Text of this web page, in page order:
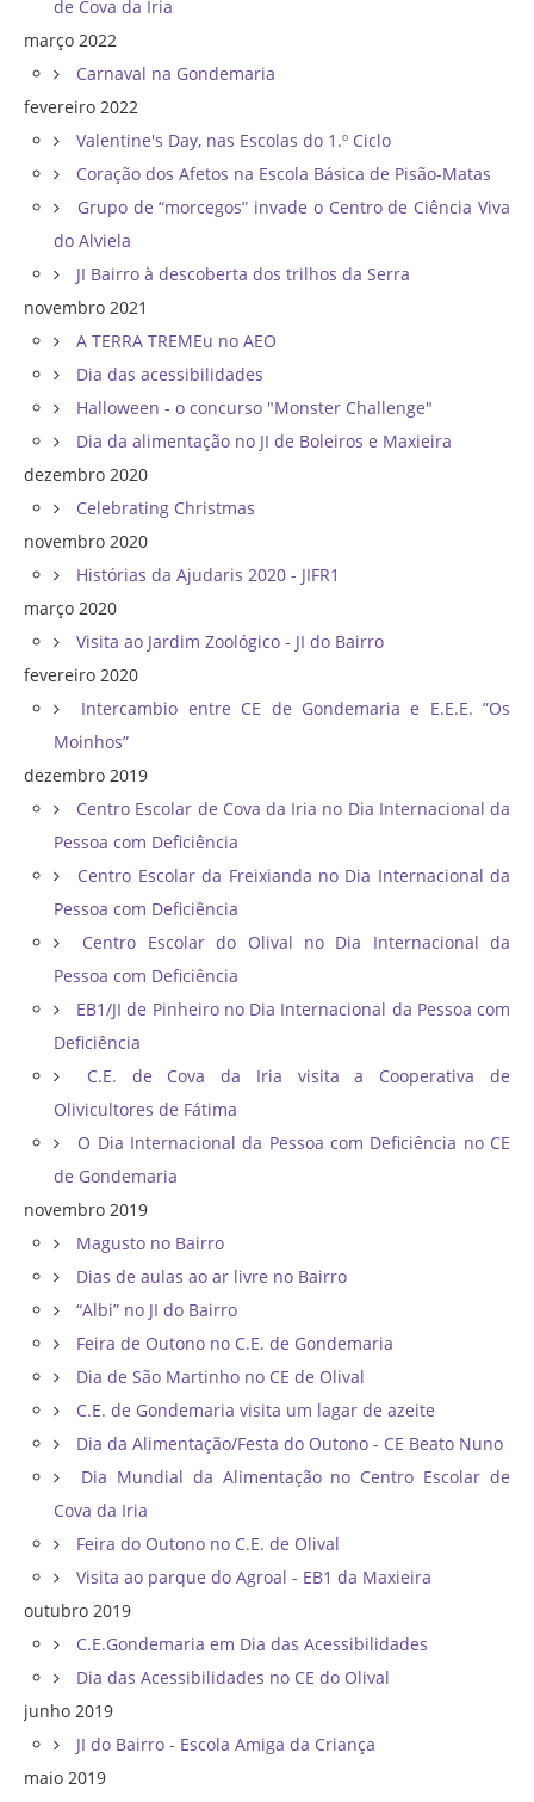
de Cova da Iria
março 2022
Carnaval na Gondemaria
fevereiro 2022
Valentine's Day, nas Escolas do 1.º Ciclo
Coração dos Afetos na Escola Básica de Pisão-Matas
Grupo de “morcegos” invade o Centro de Ciência Viva
do Alviela
JI Bairro à descoberta dos trilhos da Serra
novembro 2021
A TERRA TREMEu no AEO
Dia das acessibilidades
Halloween - o concurso "Monster Challenge"
Dia da alimentação no JI de Boleiros e Maxieira
dezembro 2020
Celebrating Christmas
novembro 2020
Histórias da Ajudaris 2020 - JIFR1
março 2020
Visita ao Jardim Zoológico - JI do Bairro
fevereiro 2020
Intercambio entre CE de Gondemaria e E.E.E. ”Os
Moinhos”
dezembro 2019
Centro Escolar de Cova da Iria no Dia Internacional da
Pessoa com Deficiência
Centro Escolar da Freixianda no Dia Internacional da
Pessoa com Deficiência
Centro Escolar do Olival no Dia Internacional da
Pessoa com Deficiência
EB1/JI de Pinheiro no Dia Internacional da Pessoa com
Deficiência
C.E. de Cova da Iria visita a Cooperativa de
Olivicultores de Fátima
O Dia Internacional da Pessoa com Deficiência no CE
de Gondemaria
novembro 2019
Magusto no Bairro
Dias de aulas ao ar livre no Bairro
“Albi” no JI do Bairro
Feira de Outono no C.E. de Gondemaria
Dia de São Martinho no CE de Olival
C.E. de Gondemaria visita um lagar de azeite
Dia da Alimentação/Festa do Outono - CE Beato Nuno
Dia Mundial da Alimentação no Centro Escolar de
Cova da Iria
Feira do Outono no C.E. de Olival
Visita ao parque do Agroal - EB1 da Maxieira
outubro 2019
C.E.Gondemaria em Dia das Acessibilidades
Dia das Acessibilidades no CE do Olival
junho 2019
JI do Bairro - Escola Amiga da Criança
maio 2019